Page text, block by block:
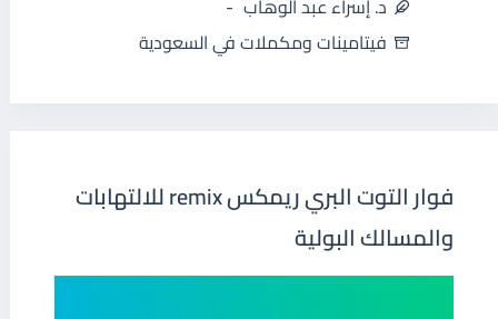
د. إسراء عبد الوهاب
فيتامينات ومكملات في السعودية
فوار التوت البري ريمكس remix للالتهابات
والمسالك البولية